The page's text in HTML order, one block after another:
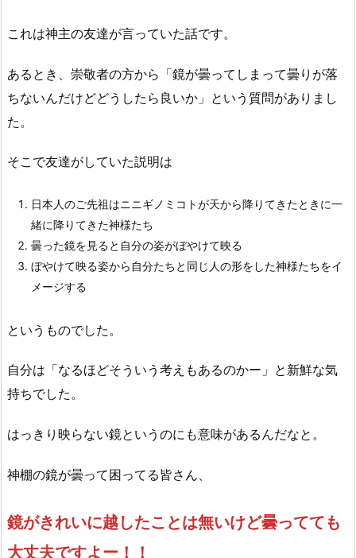
これは神主の友達が言っていた話です。
あるとき、崇敬者の方から「鏡が曇ってしまって曇りが落
ちないんだけどどうしたら良いか」という質問がありまし
た。
そこで友達がしていた説明は
日本人のご先祖はニニギノミコトが天から降りてきたときに一
緒に降りてきた神様たち
曇った鏡を見ると自分の姿がぼやけて映る
ぼやけて映る姿から自分たちと同じ人の形をした神様たちをイ
メージする
というものでした。
自分は「なるほどそういう考えもあるのかー」と新鮮な気
持ちでした。
はっきり映らない鏡というのにも意味があるんだなと。
神棚の鏡が曇って困ってる皆さん、
鏡がきれいに越したことは無いけど曇ってても
大丈夫ですよー！！